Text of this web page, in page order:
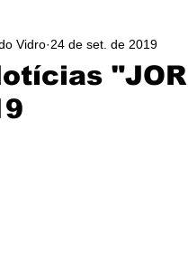
Vidro 24 de set. de 2019